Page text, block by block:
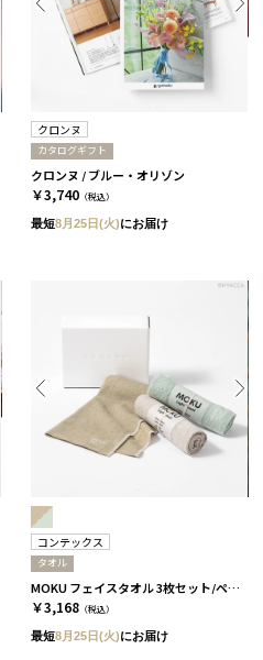
クロンヌ
カタログギフト
クロンヌ / ブルー・オリゾン
￥3,740 （税込）
最短8月25日(火)にお届け
コンテックス
タオル
MOKU フェイスタオル 3枚セット/ペール［コンテックス］
￥3,168 （税込）
最短8月25日(火)にお届け